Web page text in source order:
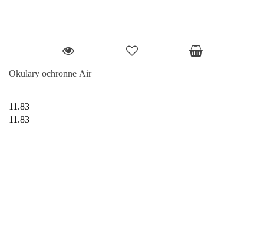
Okulary ochronne Air
11.83
11.83